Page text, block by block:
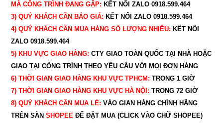
MÀ CÔNG TRÌNH ĐANG GẶP: KẾT NỐI ZALO 0918.599.464
3) QUÝ KHÁCH CẦN BÁO GIÁ: KẾT NỐI ZALO 0918.599.464
4) QUÝ KHÁCH CẦN MUA HÀNG SỐ LƯỢNG NHIỀU: KẾT NỐI
ZALO 0918.599.464
5) KHU VỰC GIAO HÀNG: CTY GIAO TOÀN QUỐC TẠI NHÀ HOẶC
GIAO TẠI CÔNG TRÌNH THEO YÊU CẦU VỚI MỌI ĐƠN HÀNG
6) THỜI GIAN GIAO HÀNG KHU VỰC TPHCM: TRONG 1 GIỜ
7) THỜI GIAN GIAO HÀNG KHU VỰC HÀ NỘI: TRONG 72 GIỜ
8) QUÝ KHÁCH CẦN MUA LẺ: VÀO GIAN HÀNG CHÍNH HÃNG
TRÊN SÀN SHOPEEĐỂ ĐẶT MUA (CLICK VÀO CHỮ SHOPEE)